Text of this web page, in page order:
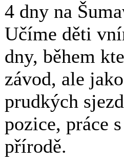
4 dny na
Učíme děti
dny, během
závod, ale
prudkých
pozice, práce
přírodě.